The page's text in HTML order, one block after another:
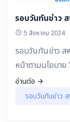
รอบวันทันข่าว
5 สิงหาคม 2024
รอบวันทันข่าว ส
หน้าตามนโยบา
Clip Contest ร
สติ สมาธิค้ำจุน..
อ่านต่อ
รอบวันทันข่าว